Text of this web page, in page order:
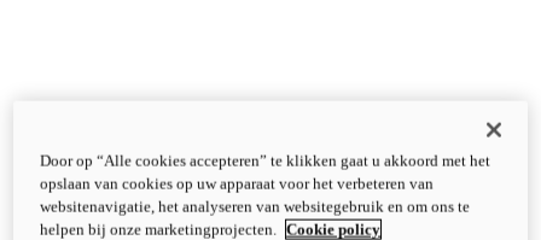
Door op “Alle cookies accepteren” te klikken gaat u akkoord met het
opslaan van cookies op uw apparaat voor het verbeteren van
websitenavigatie, het analyseren van websitegebruik en om ons te
helpen bij onze marketingprojecten.
Cookie policy